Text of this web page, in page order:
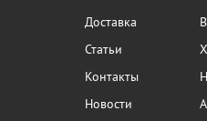
Доставка
Статьи
Контакты
Новости